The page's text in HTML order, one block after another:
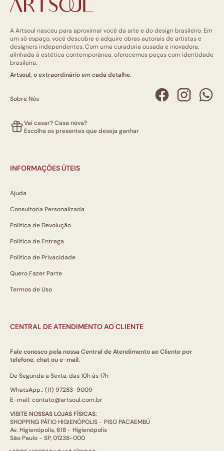
A Artsoul nasceu para aproximar você da arte e do design brasileiro. Em
um só espaço, você descobre e adquire obras autorais de artistas e
designers independentes. Com uma curadoria ousada e inovadora,
alinhada à estética contemporânea, oferecemos peças com identidade
brasileira.
Artsoul, o extraordinário em cada detalhe.
Sobre Nós
Vai casar? Casa nova?
Escolha os presentes que deseja ganhar
INFORMAÇÕES ÚTEIS
Ajuda
Consultoria Personalizada
Política de Devolução
Política de Entrega
Política de Privacidade
Quero Fazer Parte
Termos de Uso
CENTRAL DE ATENDIMENTO AO CLIENTE
Fale conosco pela nossa Central de Atendimento ao Cliente por
telefone, chat ou e-mail.
De Segunda a Sexta, das 10h às 17h
WhatsApp.: (11) 97283-9009
E-mail: contato@artsoul.com.br
VISITE NOSSAS LOJAS FÍSICAS:
SHOPPING PÁTIO HIGIENÓPOLIS - PISO PACAEMBÚ
Av. Higienópolis, 618 - Higienópolis
São Paulo - SP, 01238-000